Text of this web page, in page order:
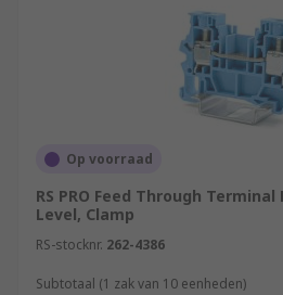
Op voorraad
RS PRO Feed Through
Level, Clamp
RS-stocknr. 262-4386
Subtotaal (1 zak van 10 eenheden)